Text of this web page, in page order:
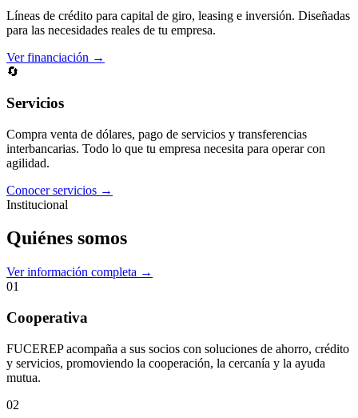
Líneas de crédito para capital de giro, leasing e inversión. Diseñadas
para las necesidades reales de tu empresa.
Ver financiación →
🔄
Servicios
Compra venta de dólares, pago de servicios y transferencias
interbancarias. Todo lo que tu empresa necesita para operar con
agilidad.
Conocer servicios →
Institucional
Quiénes somos
Ver información completa →
01
Cooperativa
FUCEREP acompaña a sus socios con soluciones de ahorro, crédito
y servicios, promoviendo la cooperación, la cercanía y la ayuda
mutua.
02